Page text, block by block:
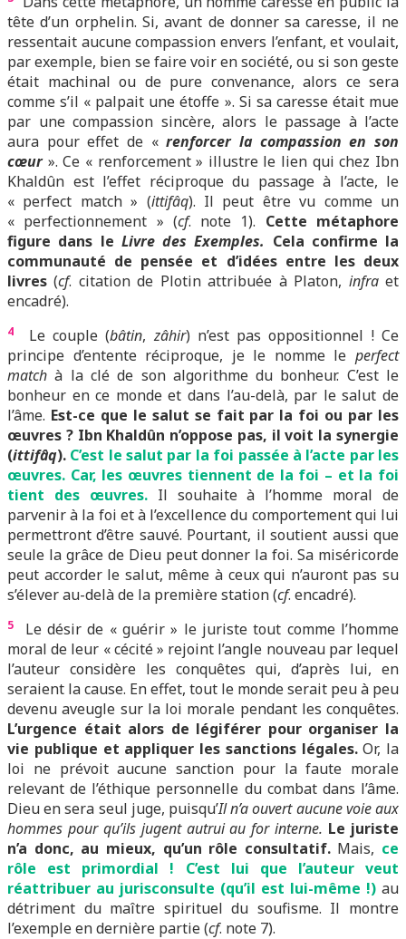
tête d’un orphelin. Si, avant de donner sa caresse, il ne
ressentait aucune compassion envers l’enfant, et voulait,
par exemple, bien se faire voir en société, ou si son geste
était machinal ou de pure convenance, alors ce sera
comme s’il « palpait une étoffe ». Si sa caresse était mue
par une compassion sincère, alors le passage à l’acte
aura pour effet de «renforcer la compassion en son
cœur». Ce « renforcement » illustre le lien qui chez Ibn
Khaldûn est l’effet réciproque du passage à l’acte, le
« perfect match » (ittifâq). Il peut être vu comme un
« perfectionnement » (cf. note 1). Cette métaphore
figure dans le Livre des Exemples. Cela confirme la
communauté de pensée et d’idées entre les deux
livres (cf. citation de Plotin attribuée à Platon, infraet
encadré).
4 Le couple (bâtin,zâhir) n’est pas oppositionnel ! Ce
principe d’entente réciproque, je le nomme le perfect
match à la clé de son algorithme du bonheur. C’est le
bonheur en ce monde et dans l’au-delà, par le salut de
l’âme. Est-ce que le salut se fait par la foi ou par les
œuvres ? Ibn Khaldûn n’oppose pas, il voit la synergie
(ittifâq). C’est le salut par la foi passée à l’acte par les
œuvres. Car, les œuvres tiennent de la foi – et la foi
tient des œuvres.Il souhaite à l’homme moral de
parvenir à la foi et à l’excellence du comportement qui lui
permettront d’être sauvé. Pourtant, il soutient aussi que
seule la grâce de Dieu peut donner la foi. Sa miséricorde
peut accorder le salut, même à ceux qui n’auront pas su
s’élever au-delà de la première station (cf. encadré).
5
Le désir de « guérir » le juriste tout comme l’homme
moral de leur « cécité » rejoint l’angle nouveau par lequel
l’auteur considère les conquêtes qui, d’après lui, en
seraient la cause. En effet, tout le monde serait peu à peu
devenu aveugle sur la loi morale pendant les conquêtes.
L’urgence était alors de légiférer pour organiser la
vie publique et appliquer les sanctions légales.Or, la
loi ne prévoit aucune sanction pour la faute morale
relevant de l’éthique personnelle du combat dans l’âme.
Dieu en sera seul juge, puisqu’Il n’a ouvert aucune voie aux
hommes pour qu’ils jugent autrui au for interne. Le juriste
n’a donc, au mieux, qu’un rôle consultatif.Mais, ce
rôle est primordial ! C’est lui que l’auteur veut
réattribuer au jurisconsulte (qu’il est lui-même !) au
détriment du maître spirituel du soufisme. Il montre
l’exemple en dernière partie (cf. note 7).